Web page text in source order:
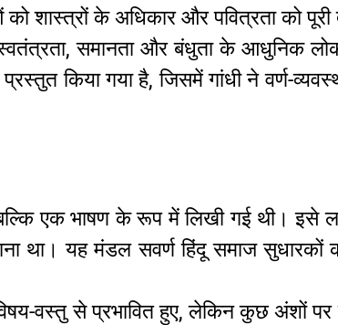
शास्त्रों के अधिकार और पवित्रता को
समानता और बंधुता के आधुनिक
किया गया है, जिसमें गांधी ने वर्ण-
एक भाषण के रूप में लिखी गई थी। इसे
था। यह मंडल सवर्ण हिंदू समाज
वस्तु से प्रभावित हुए, लेकिन कुछ अंशों पर